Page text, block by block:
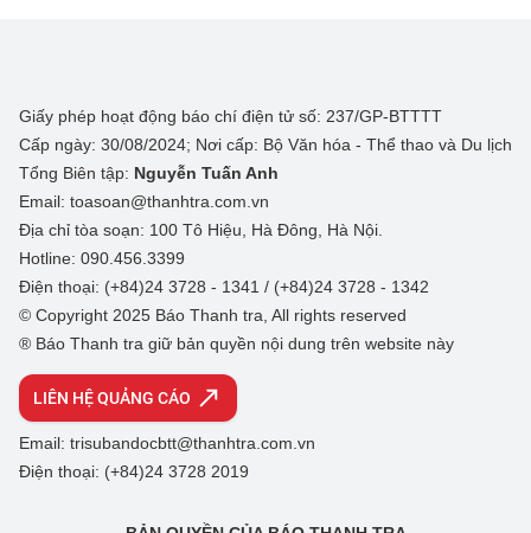
Giấy phép hoạt động báo chí điện tử số: 237/GP-BTTTT
Cấp ngày: 30/08/2024; Nơi cấp: Bộ Văn hóa - Thể thao và Du lịch
Tổng Biên tập: Nguyễn Tuấn Anh
Email: toasoan@thanhtra.com.vn
Địa chỉ tòa soạn: 100 Tô Hiệu, Hà Đông, Hà Nội.
Hotline: 090.456.3399
Điện thoại: (+84)24 3728 - 1341 / (+84)24 3728 - 1342
© Copyright 2025 Báo Thanh tra, All rights reserved
® Báo Thanh tra giữ bản quyền nội dung trên website này
LIÊN HỆ QUẢNG CÁO
Email: trisubandocbtt@thanhtra.com.vn
Điện thoại: (+84)24 3728 2019